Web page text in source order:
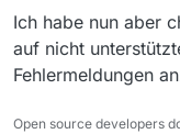
Ich habe nun aber
auf nicht
Fehlermeldungen
Open source developers